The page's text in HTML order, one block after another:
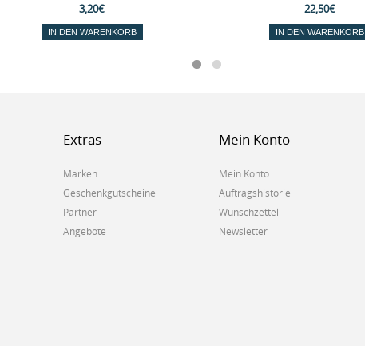
3,20€
IN DEN WARENKORB
22,50€
IN DEN WARENKORB
Extras
Marken
Geschenkgutscheine
Partner
Angebote
Mein Konto
Mein Konto
Auftragshistorie
Wunschzettel
Newsletter